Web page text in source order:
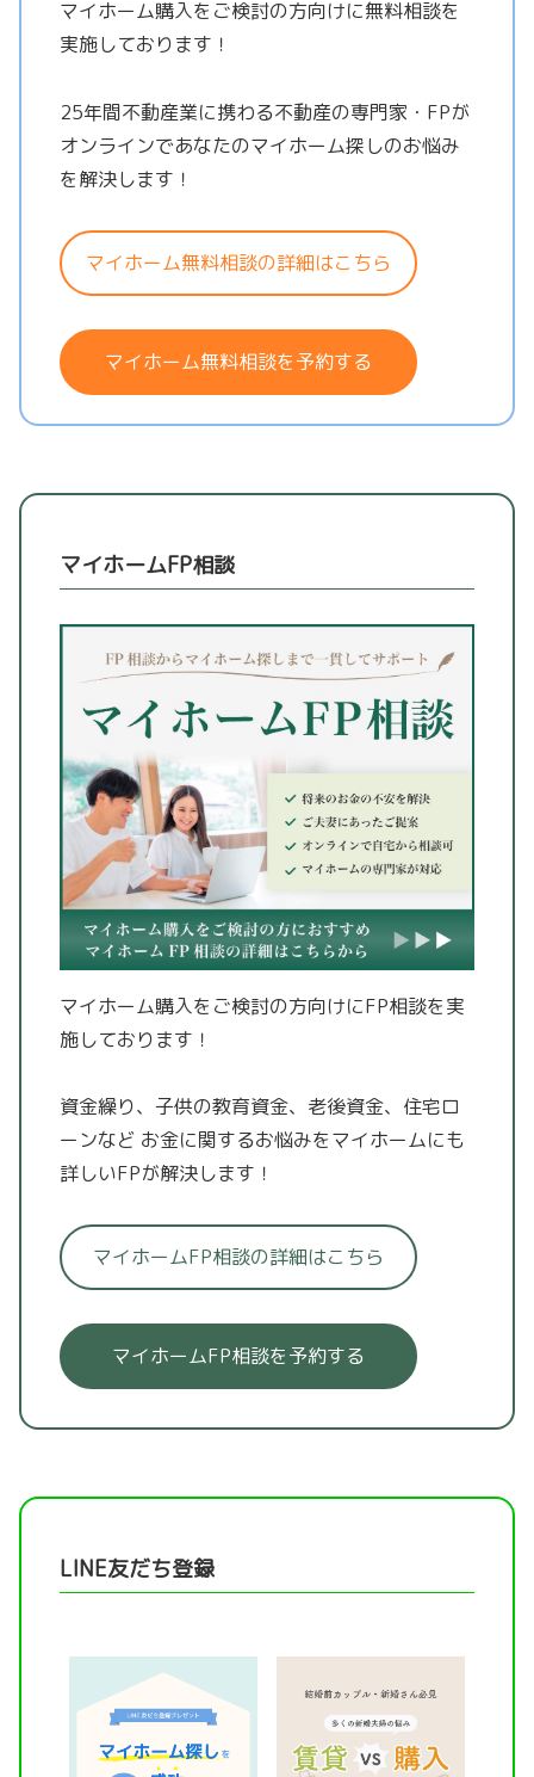
マイホーム購入をご検討の方向けに無料相談を
実施しております！
25年間不動産業に携わる不動産の専門家・FPが
オンラインであなたのマイホーム探しのお悩み
を解決します！
マイホーム無料相談の詳細はこちら
マイホーム無料相談を予約する
マイホームFP相談
マイホーム購入をご検討の方向けにFP相談を実
施しております！
資金繰り、子供の教育資金、老後資金、住宅ロ
ーンなど お金に関するお悩みをマイホームにも
詳しいFPが解決します！
マイホームFP相談の詳細はこちら
マイホームFP相談を予約する
LINE友だち登録